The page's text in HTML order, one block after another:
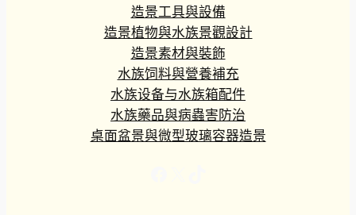
造景工具與設備
造景植物與水族景觀設計
造景素材與裝飾
水族饲料與營養補充
水族设备与水族箱配件
水族藥品與病蟲害防治
桌面盆景與微型玻璃容器造景